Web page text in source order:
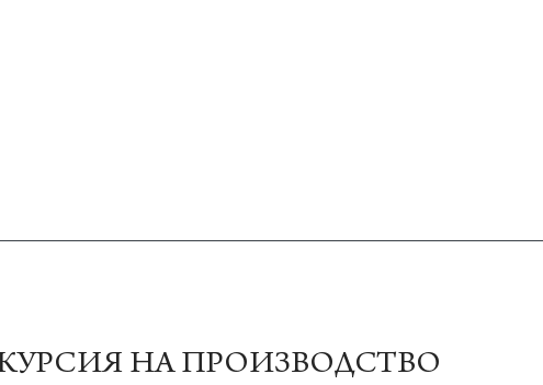
НА ПРОИЗВОДСТВО